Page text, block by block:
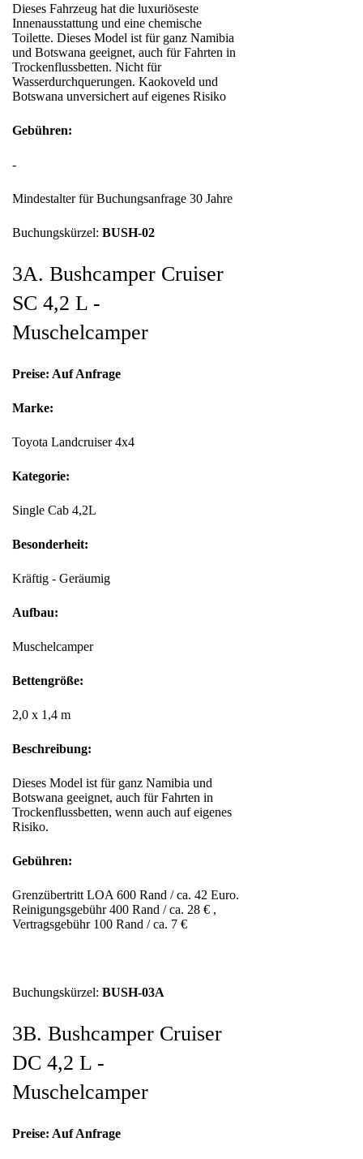
Dieses Fahrzeug hat die luxuriöseste
Innenausstattung und eine chemische
Toilette. Dieses Model ist für ganz Namibia
und Botswana geeignet, auch für Fahrten in
Trockenflussbetten. Nicht für
Wasserdurchquerungen. Kaokoveld und
Botswana unversichert auf eigenes Risiko
Gebühren:
-
Mindestalter für Buchungsanfrage 30 Jahre
Buchungskürzel: BUSH-02
3A. Bushcamper Cruiser
SC 4,2 L -
Muschelcamper
Preise: Auf Anfrage
Marke:
Toyota Landcruiser 4x4
Kategorie:
Single Cab 4,2L
Besonderheit:
Kräftig - Geräumig
Aufbau:
Muschelcamper
Bettengröße:
2,0 x 1,4 m
Beschreibung:
Dieses Model ist für ganz Namibia und
Botswana geeignet, auch für Fahrten in
Trockenflussbetten, wenn auch auf eigenes
Risiko.
Gebühren:
Grenzübertritt LOA 600 Rand / ca. 42 Euro.
Reinigungsgebühr 400 Rand / ca. 28 € ,
Vertragsgebühr 100 Rand / ca. 7 €
Buchungskürzel: BUSH-03A
3B. Bushcamper Cruiser
DC 4,2 L -
Muschelcamper
Preise: Auf Anfrage